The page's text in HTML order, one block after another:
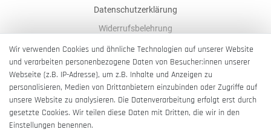
Datenschutzerklärung
Widerrufsbelehrung
AGB
Impressum
Barrierefreiheitserklärung
Wir verwenden Cookies und ähnliche Technologien auf unserer Website
und verarbeiten personenbezogene Daten von Besucher:innen unserer
Webseite (z.B. IP-Adresse), um z.B. Inhalte und Anzeigen zu
personalisieren, Medien von Drittanbietern einzubinden oder Zugriffe auf
unsere Website zu analysieren. Die Datenverarbeitung erfolgt erst durch
gesetzte Cookies. Wir teilen diese Daten mit Dritten, die wir in den
Einstellungen benennen.